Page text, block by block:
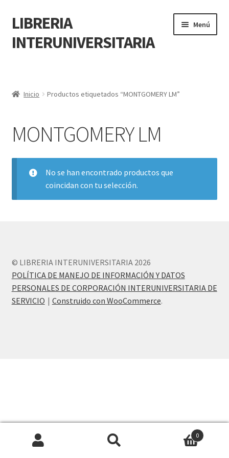
LIBRERIA
INTERUNIVERSITARIA
Menú
Carrito
Resumen de compra
Mi cuenta
QUIÉNES SOMOS
SHOP
Inicio Productos etiquetados “MONTGOMERY LM”
MONTGOMERY LM
No se han encontrado productos que
coincidan con tu selección.
© LIBRERIA INTERUNIVERSITARIA 2026
POLÍTICA DE MANEJO DE INFORMACIÓN Y DATOS
PERSONALES DE CORPORACIÓN INTERUNIVERSITARIA DE
SERVICIO
Construido con WooCommerce.
0